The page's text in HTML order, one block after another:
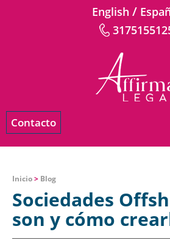
English /
Contacto
Inicio> Blog
Sociedades
son y cómo